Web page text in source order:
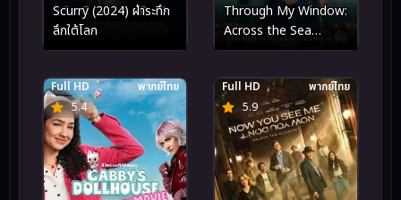
Scurry (2024) ฝ่าระทึก
ลึกใต้โลก
Through My Window:
Across the Sea
(2023) รักผ่านหน้าต่าง
5.4
Full HD พากย์ไทย
5.9
Full HD พากย์ไทย